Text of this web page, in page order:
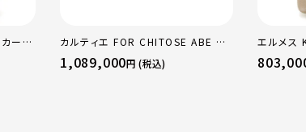
ーフ
リー
カルティエ FOR CHITOSE ABE OF
sacai サカイ 750 YG×PG×WG
トリニティ リング 指輪 マルチカラー
1,089,000円 (税込)
エルメス
18PM ト
ド金具 エ